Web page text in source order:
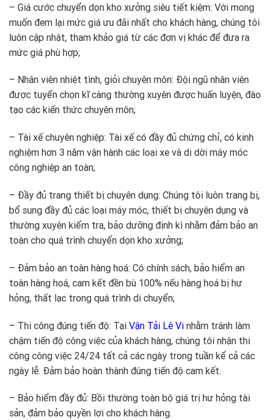
– Giá cước chuyển dọn kho xưởng siêu tiết kiệm: Với mong
muốn đem lại mức giá ưu đãi nhất cho khách hàng, chúng tôi
luôn cập nhật, tham khảo giá từ các đơn vị khác để đưa ra
mức giá phù hợp;
– Nhân viên nhiệt tình, giỏi chuyên môn: Đội ngũ nhân viên
được tuyển chọn kĩ càng thường xuyên được huấn luyện, đào
tạo các kiến thức chuyên môn;
– Tài xế chuyên nghiệp: Tài xế có đầy đủ chứng chỉ, có kinh
nghiệm hơn 3 năm vận hành các loại xe và di dời máy móc
công nghiệp an toàn;
– Đầy đủ trang thiết bị chuyên dụng: Chúng tôi luôn trang bị,
bổ sung đầy đủ các loại máy móc, thiết bị chuyên dụng và
thường xuyên kiểm tra, bảo dưỡng định kì nhằm đảm bảo an
toàn cho quá trình chuyển dọn kho xưởng;
– Đảm bảo an toàn hàng hoá: Có chính sách, bảo hiểm an
toàn hàng hoá, cam kết đền bù 100% nếu hàng hoá bị hư
hỏng, thất lạc trong quá trình di chuyển;
– Thi công đúng tiến độ: Tại Vận Tải Lê Vi nhằm tránh làm
chậm tiến độ công việc của khách hàng, chúng tôi nhận thi
công công việc 24/24 tất cả các ngày trong tuần kể cả các
ngày lễ. Đảm bảo hoàn thành đúng tiến độ cam kết.
– Bảo hiểm đầy đủ: Bồi thường toàn bộ giá trị hư hỏng tài
sản, đảm bảo quyền lợi cho khách hàng.